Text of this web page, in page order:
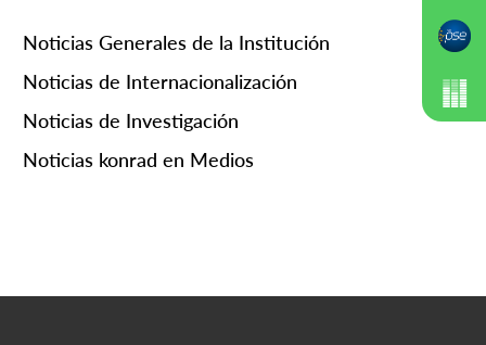
Noticias Generales de la Institución
Noticias de Internacionalización
Noticias de Investigación
Noticias konrad en Medios